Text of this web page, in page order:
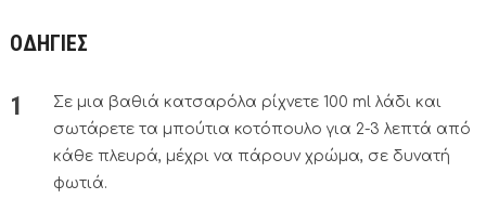
ΟΔΗΓΙΕΣ
Σε μια βαθιά κατσαρόλα ρίχνετε 100 ml λάδι και
σωτάρετε τα μπούτια κοτόπουλο για 2-3 λεπτά από
κάθε πλευρά, μέχρι να πάρουν χρώμα, σε δυνατή
φωτιά.